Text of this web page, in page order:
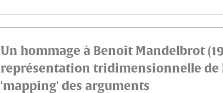
Un hommage à Benoît Mandelbrot
représentation tridimensionnelle de
'mapping' des arguments